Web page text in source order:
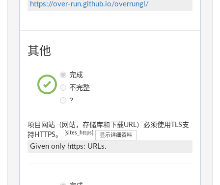
https://over-run.github.io/overrungl/
其他
完成
不完整
?
项目网站（网站，存储库和下载URL）必须使用TLS支
持HTTPS。
[sites_https] 显示详细资料
Given only https: URLs.